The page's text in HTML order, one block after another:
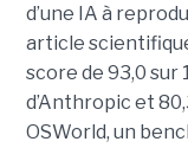
d’une IA à
article
score de 93,0 sur
d’Anthropic et
OSWorld, un